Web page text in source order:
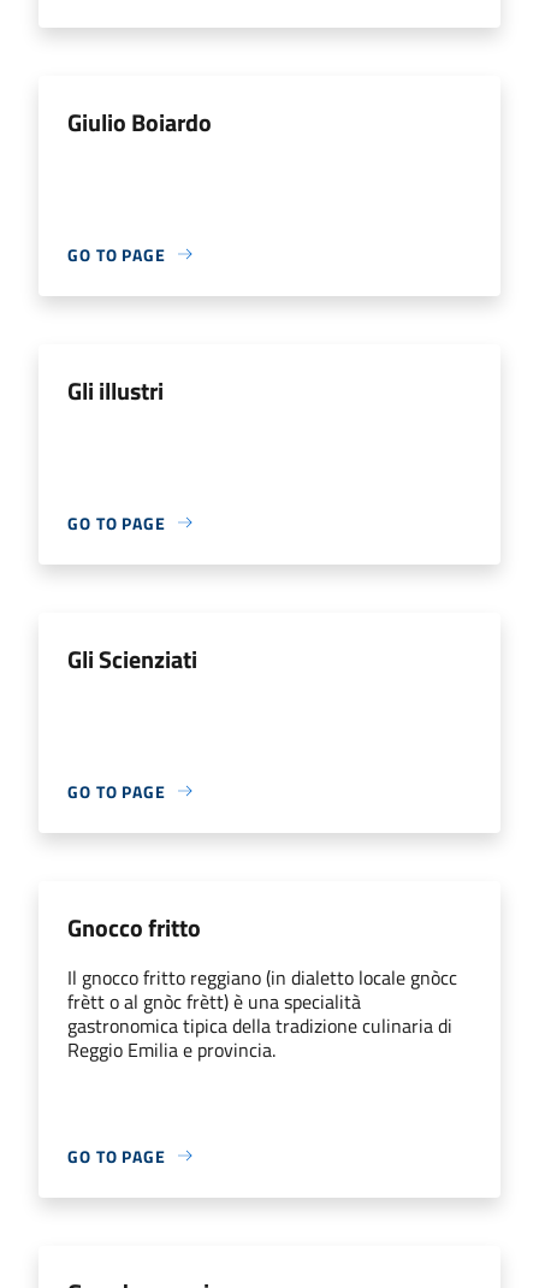
Giulio Boiardo
GO TO PAGE
Gli illustri
GO TO PAGE
Gli Scienziati
GO TO PAGE
Gnocco fritto
Il gnocco fritto reggiano (in dialetto locale gnòcc
frètt o al gnòc frètt) è una specialità
gastronomica tipica della tradizione culinaria di
Reggio Emilia e provincia.
GO TO PAGE